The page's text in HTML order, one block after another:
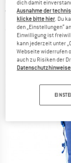
(0)
dich damit
Ausnahme der
klicke bitte hier . Du
den „Einstellungen“
Einwilligung ist
kann jederzeit unter
Webseite widerrufen
auch zu Risiken der